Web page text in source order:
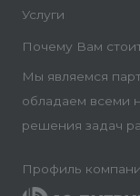
Услуги
Почему Вам
Мы являемся
обладаем всеми
решения задач
Профиль